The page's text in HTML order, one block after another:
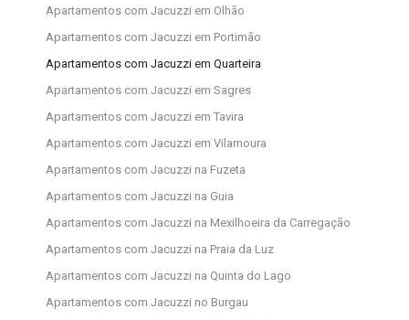
Apartamentos com Jacuzzi em Olhão
Apartamentos com Jacuzzi em Portimão
Apartamentos com Jacuzzi em Quarteira
Apartamentos com Jacuzzi em Sagres
Apartamentos com Jacuzzi em Tavira
Apartamentos com Jacuzzi em Vilamoura
Apartamentos com Jacuzzi na Fuzeta
Apartamentos com Jacuzzi na Guia
Apartamentos com Jacuzzi na Mexilhoeira da Carregação
Apartamentos com Jacuzzi na Praia da Luz
Apartamentos com Jacuzzi na Quinta do Lago
Apartamentos com Jacuzzi no Burgau